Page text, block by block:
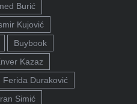
Burić
Kujović
Buybook
Kazaz
Ferida Duraković
Simić